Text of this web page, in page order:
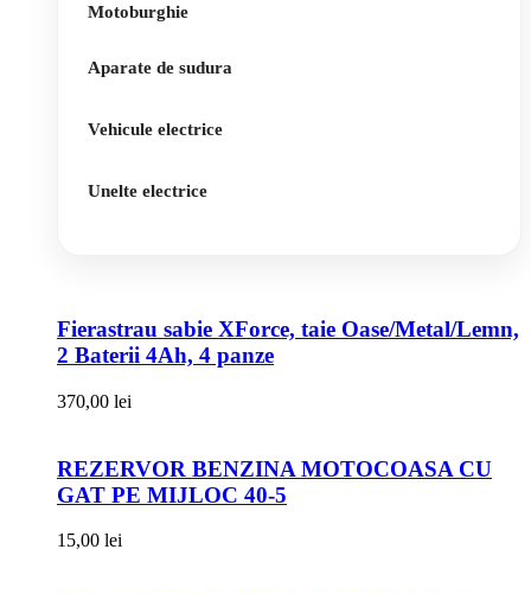
Motoburghie
Aparate de sudura
Vehicule electrice
Unelte electrice
Fierastrau sabie XForce, taie Oase/Metal/Lemn,
2 Baterii 4Ah, 4 panze
370,00 lei
REZERVOR BENZINA MOTOCOASA CU
GAT PE MIJLOC 40-5
15,00 lei